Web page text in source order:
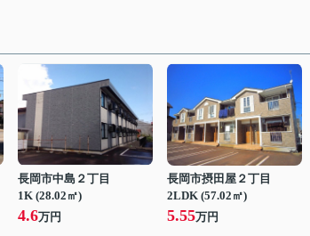
長岡市中島２丁目
1K (28.02㎡)
4.6万円
長岡市摂田屋２丁目
2LDK (57.02㎡)
5.55万円